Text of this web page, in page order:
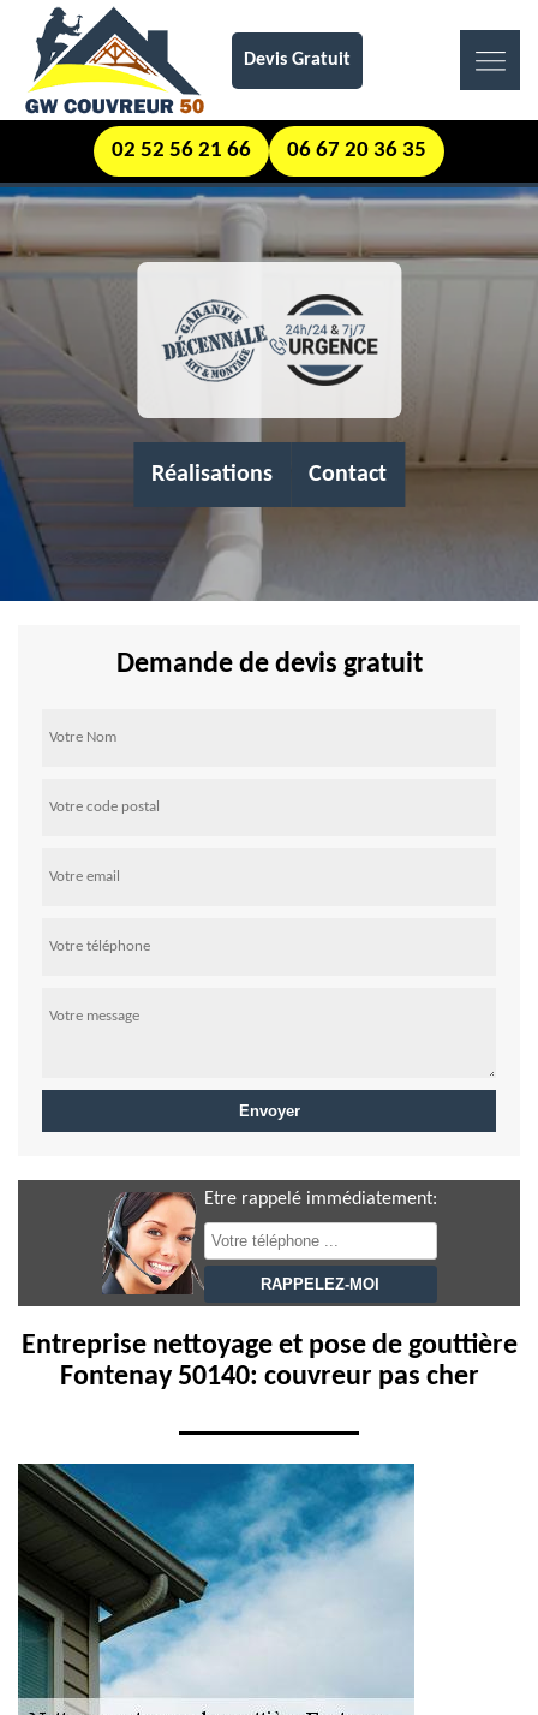
Devis Gratuit
02 52 56 21 66 06 67 20 36 35
Réalisations Contact
Demande de devis gratuit
Etre rappelé immédiatement:
Entreprise nettoyage et pose de gouttière
Fontenay 50140: couvreur pas cher